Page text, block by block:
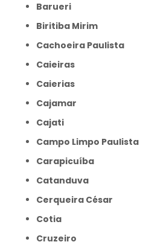
Barueri
Biritiba Mirim
Cachoeira Paulista
Caieiras
Caierias
Cajamar
Cajati
Campo Limpo Paulista
Carapicuíba
Catanduva
Cerqueira César
Cotia
Cruzeiro